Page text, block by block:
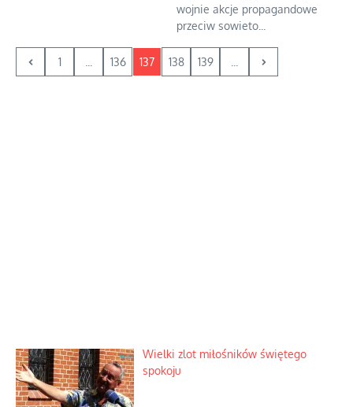
wojnie akcje propagandowe
przeciw sowieto...
1 136 137 138 139
Wielki zlot miłośników świętego
spokoju